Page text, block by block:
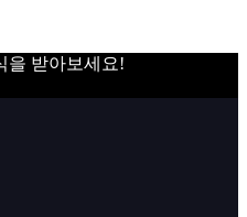
을 받아보세요!